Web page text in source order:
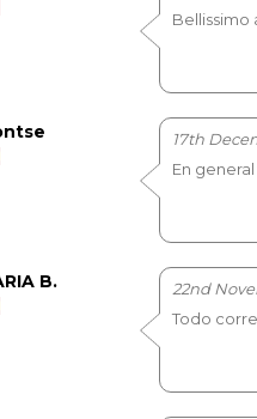
17th
En
B.
22nd
Todo